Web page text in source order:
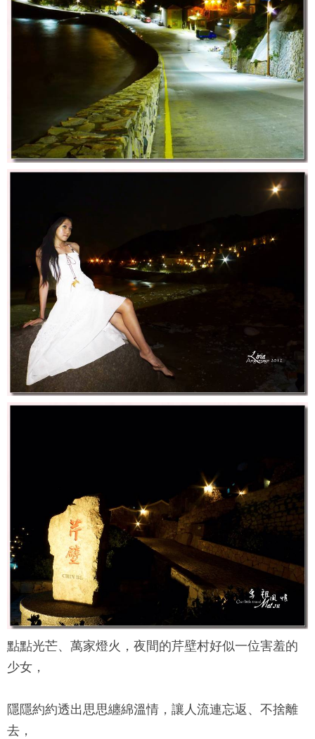
點點光芒、萬家燈火，夜間的芹壁村好似一位害羞的
少女，
隱隱約約透出思思纏綿溫情，讓人流連忘返、不捨離
去，